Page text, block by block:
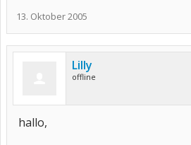
13. Oktober 2005
Lilly
offline
hallo,